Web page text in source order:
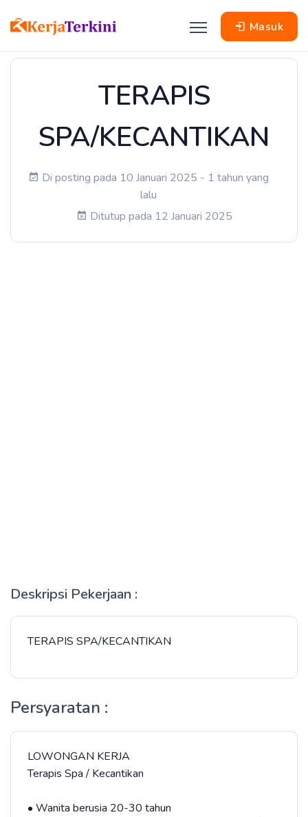
Masuk
TERAPIS
SPA/KECANTIKAN
Di posting pada 10 Januari 2025 - 1 tahun yang
lalu
Ditutup pada 12 Januari 2025
Deskripsi Pekerjaan :
TERAPIS SPA/KECANTIKAN
Persyaratan :
LOWONGAN KERJA
Terapis Spa / Kecantikan
• Wanita berusia 20-30 tahun